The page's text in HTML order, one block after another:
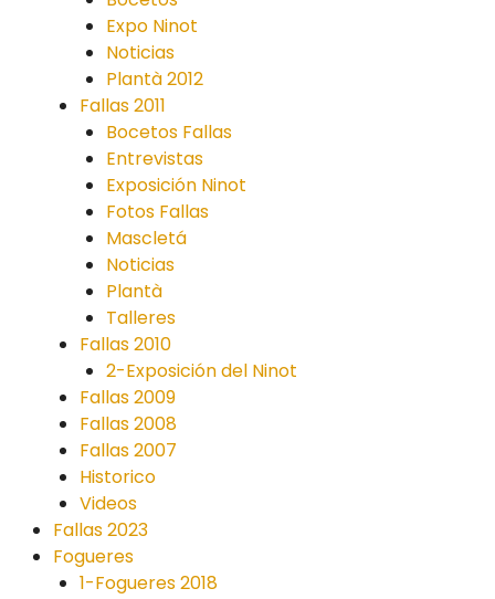
Expo Ninot
Noticias
Plantà 2012
Fallas 2011
Bocetos Fallas
Entrevistas
Exposición Ninot
Fotos Fallas
Mascletá
Noticias
Plantà
Talleres
Fallas 2010
2-Exposición del Ninot
Fallas 2009
Fallas 2008
Fallas 2007
Historico
Videos
Fallas 2023
Fogueres
1-Fogueres 2018